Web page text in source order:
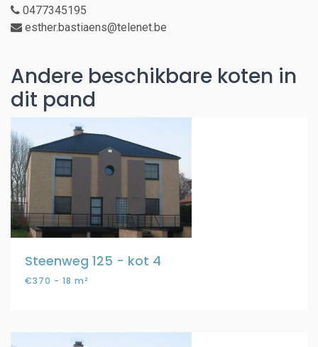
0477345195
esther.bastiaens@telenet.be
Andere beschikbare koten in
dit pand
Steenweg 125 - kot 4
€370 - 18 m²